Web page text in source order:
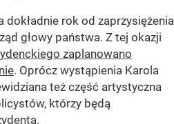
rok od zaprzysiężenia
głowy państwa. Z tej okazji
zaplanowano
. Oprócz wystąpienia Karola
też część artystyczna
którzy będą